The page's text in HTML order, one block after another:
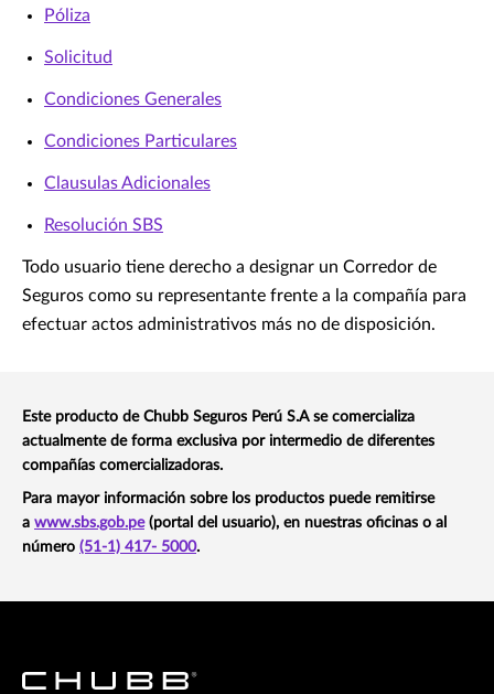
Póliza
Solicitud
Condiciones Generales
Condiciones Particulares
Clausulas Adicionales
Resolución SBS
Todo usuario tiene derecho a designar un Corredor de
Seguros como su representante frente a la compañía para
efectuar actos administrativos más no de disposición.
Este producto de Chubb Seguros Perú S.A se comercializa
actualmente de forma exclusiva por intermedio de diferentes
compañías comercializadoras.
Para mayor información sobre los productos puede remitirse
a www.sbs.gob.pe(portal del usuario), en nuestras oficinas o al
número (51-1) 417- 5000.